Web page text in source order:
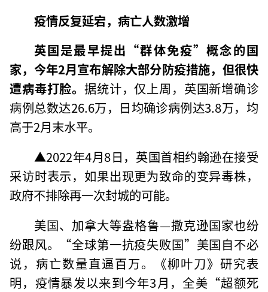
疫情反复延宕，病亡人数激增
英国是最早提出“群体免疫”概念的国
家，今年2月宣布解除大部分防疫措施，但很快
遭病毒打脸。据统计，仅上周，英国新增确诊
病例总数达26.6万，日均确诊病例达3.8万，均
高于2月末水平。
▲2022年4月8日，英国首相约翰逊在接受
采访时表示，如果出现更为致命的变异毒株，
政府不排除再一次封城的可能。
美国、加拿大等盎格鲁—撒克逊国家也纷
纷跟风。“全球第一抗疫失败国”美国自不必
说，病亡数量直逼百万。《柳叶刀》研究表
明，疫情暴发以来到今年3月，全美“超额死